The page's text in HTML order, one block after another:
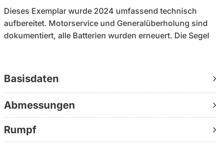
Dieses Exemplar wurde 2024 umfassend technisch
aufbereitet. Motorservice und Generalüberholung sind
dokumentiert, alle Batterien wurden erneuert. Die Segel
Dass die Yacht nie im Wasser überwintert wurde, zeigt
sich im Zustand von Rumpf und Systemen.
Der Yanmar 3JH5E mit rund 1.600 Stunden läuft
zuverlässig und ist gepflegt. Navigation und Handling
sind vollständig: SIMRAD AP24 Gyro-Autopilot, NSS12
Kartenplotter und Bugstrahlruder sorgen für Kontrolle –
Basisdaten
Abmessungen
Rumpf